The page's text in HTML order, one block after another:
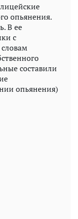
опьянения.
В ее
с
составили
опьянения)